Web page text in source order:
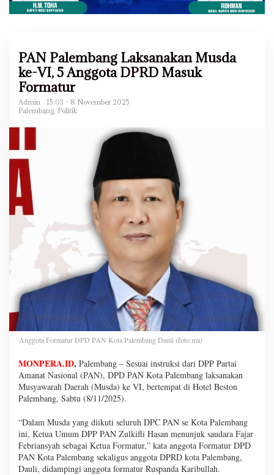
PAN Palembang Laksanakan Musda
ke-VI, 5 Anggota DPRD Masuk
Formatur
Admin
15:03 - 8 November 2025
Palembang, Politik
Anggota Formatur DPD PAN Kota Palembang Dauli (foto:ma)
MONPERA.ID, Palembang – Sesuai instruksi dari DPP Partai
Amanat Nasional (PAN), DPD PAN Kota Palembang laksanakan
Musyawarah Daerah (Musda) ke VI, bertempat di Hotel Beston
Palembang, Sabtu (8/11/2025).
“Dalam Musda yang diikuti seluruh DPC PAN se Kota Palembang
ini, Ketua Umum DPP PAN Zulkifli Hasan menunjuk saudara Fajar
Febriansyah sebagai Ketua Formatur,” kata anggota Formatur DPD
PAN Kota Palembang sekaligus anggota DPRD kota Palembang,
Dauli, didampingi anggota formatur Ruspanda Karibullah.